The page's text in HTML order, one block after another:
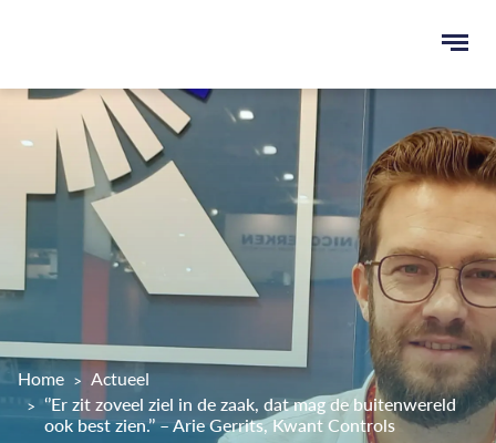
menu
Home
Actueel
‘’Er zit zoveel ziel in de zaak, dat mag de buitenwereld
ook best zien.’’ – Arie Gerrits, Kwant Controls